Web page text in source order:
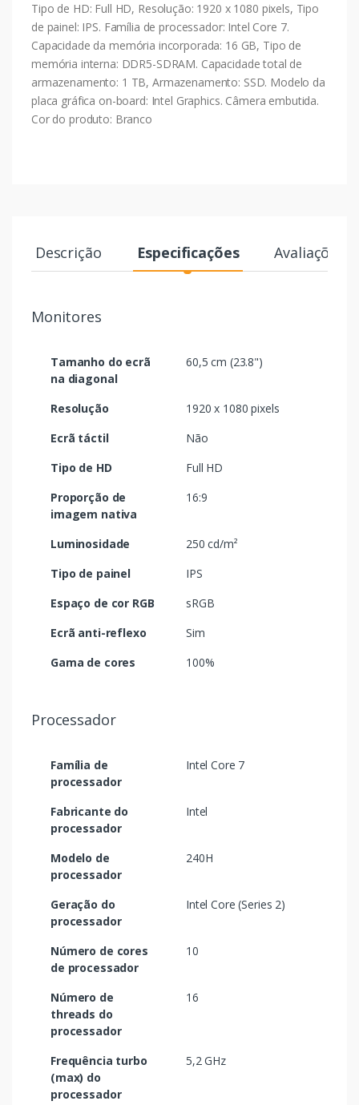
Tipo de HD: Full HD, Resolução: 1920 x 1080 pixels, Tipo
de painel: IPS. Família de processador: Intel Core 7.
Capacidade da memória incorporada: 16 GB, Tipo de
memória interna: DDR5-SDRAM. Capacidade total de
armazenamento: 1 TB, Armazenamento: SSD. Modelo da
placa gráfica on-board: Intel Graphics. Câmera embutida.
Cor do produto: Branco
Descrição Especificações Avaliações
Monitores
Tamanho do ecrã
na diagonal
60,5 cm (23.8")
Resolução
1920 x 1080 pixels
Ecrã táctil
Não
Tipo de HD
Full HD
Proporção de
imagem nativa
16:9
Luminosidade
250 cd/m²
Tipo de painel
IPS
Espaço de cor RGB
sRGB
Ecrã anti-reflexo
Sim
Gama de cores
100%
Processador
Família de
processador
Intel Core 7
Fabricante do
processador
Intel
Modelo de
processador
240H
Geração do
processador
Intel Core (Series 2)
Número de cores
de processador
10
Número de
threads do
processador
16
Frequência turbo
(max) do
processador
5,2 GHz